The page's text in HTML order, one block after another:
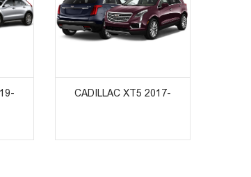
CADILLAC XT5 2017-